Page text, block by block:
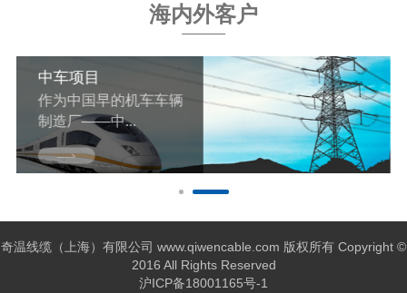
海内外客户
中车项目
作为中国早的机车车辆
制造厂——中...
奇温线缆（上海）有限公司 www.qiwencable.com 版权所有 Copyright ©
2016 All Rights Reserved
沪ICP备18001165号-1